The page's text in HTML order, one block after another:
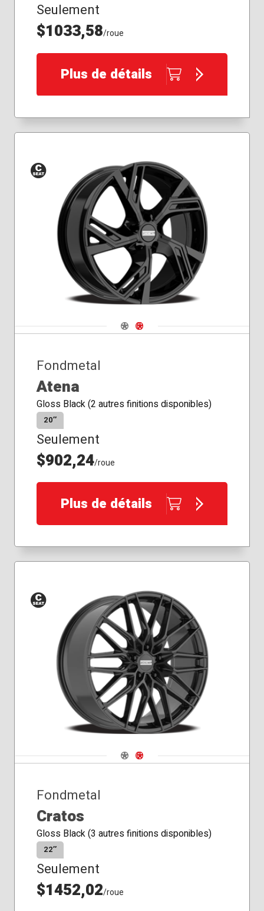
Seulement
$1033,58/roue
Plus de détails
Siège
conique
Navigate 1
Navigate 2
Fondmetal
Atena
Gloss Black (2 autres finitions disponibles)
20″
Seulement
$902,24/roue
Plus de détails
Siège
conique
Navigate 1
Navigate 2
Fondmetal
Cratos
Gloss Black (3 autres finitions disponibles)
22″
Seulement
$1452,02/roue